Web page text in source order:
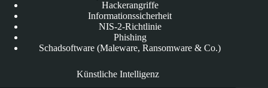
Hackerangriffe
Informationssicherheit
NIS-2-Richtlinie
Phishing
Schadsoftware (Maleware, Ransomware & Co.)
Künstliche Intelligenz